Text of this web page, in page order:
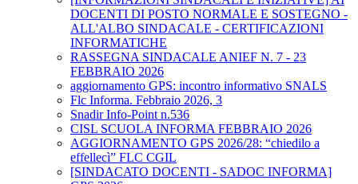
DOCENTI DI POSTO NORMALE E SOSTEGNO -
ALL'ALBO SINDACALE - CERTIFICAZIONI
INFORMATICHE
RASSEGNA SINDACALE ANIEF N. 7 - 23
FEBBRAIO 2026
aggiornamento GPS: incontro informativo SNALS
Flc Informa. Febbraio 2026, 3
Snadir Info-Point n.536
CISL SCUOLA INFORMA FEBBRAIO 2026
AGGIORNAMENTO GPS 2026/28: “chiedilo a
effellecì” FLC CGIL
[SINDACATO DOCENTI - SADOC INFORMA]